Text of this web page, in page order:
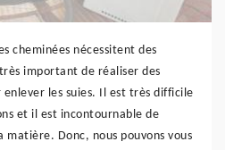
cheminées nécessitent des
important de réaliser des
les suies. Il est très difficile
et il est incontournable de
Donc, nous pouvons vous